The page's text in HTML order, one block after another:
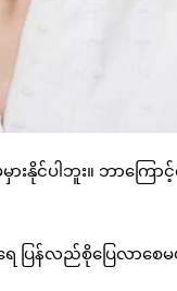
ားနိုင်ပါဘူး။ ဘာက
ပြန်လည်စိုပြေလာ